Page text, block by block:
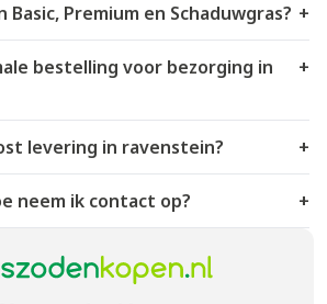
Basic, Premium en Schaduwgras? +
bestelling voor bezorging in
+
levering in ravenstein? +
neem ik contact op? +